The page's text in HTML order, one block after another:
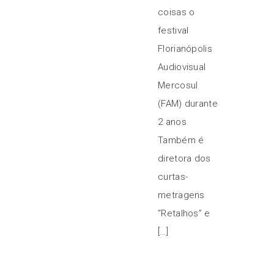
coisas o
festival
Florianópolis
Audiovisual
Mercosul
(FAM) durante
2 anos.
Também é
diretora dos
curtas-
metragens
“Retalhos” e
[…]